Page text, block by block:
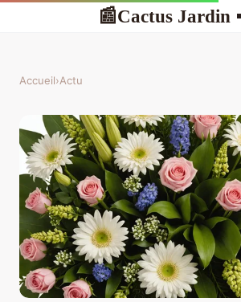
📰Cactus Jardin
Accueil›Actu